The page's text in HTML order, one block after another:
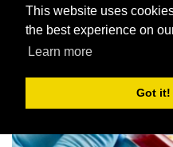
This website uses
the best experience on
Learn more
Got it!
DEPORTES Y FITNESS
Lesión en el muslo